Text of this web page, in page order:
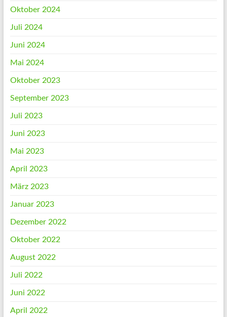
Oktober 2024
Juli 2024
Juni 2024
Mai 2024
Oktober 2023
September 2023
Juli 2023
Juni 2023
Mai 2023
April 2023
März 2023
Januar 2023
Dezember 2022
Oktober 2022
August 2022
Juli 2022
Juni 2022
April 2022